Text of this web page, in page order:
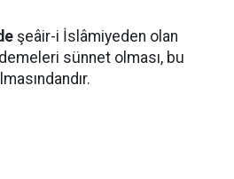
şeâir-i İslâmiyeden olan